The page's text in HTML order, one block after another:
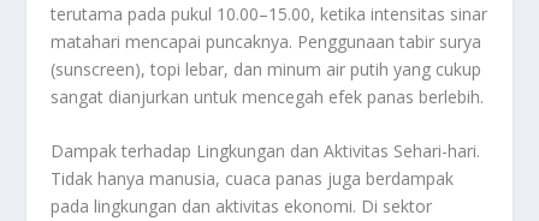
terutama pada pukul 10.00–15.00, ketika intensitas sinar
matahari mencapai puncaknya. Penggunaan tabir surya
(sunscreen), topi lebar, dan minum air putih yang cukup
sangat dianjurkan untuk mencegah efek panas berlebih.
Dampak terhadap Lingkungan dan Aktivitas Sehari-hari.
Tidak hanya manusia, cuaca panas juga berdampak
pada lingkungan dan aktivitas ekonomi. Di sektor